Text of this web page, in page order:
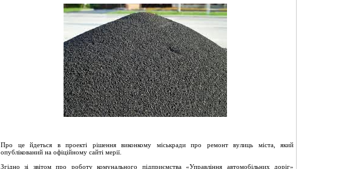
Про це йдеться в проекті рішення виконкому міськради про ремонт вулиць міста, який
опублікований на офіційному сайті мерії.
Згідно зі звітом про роботу комунального підприємства «Управління автомобільних доріг»